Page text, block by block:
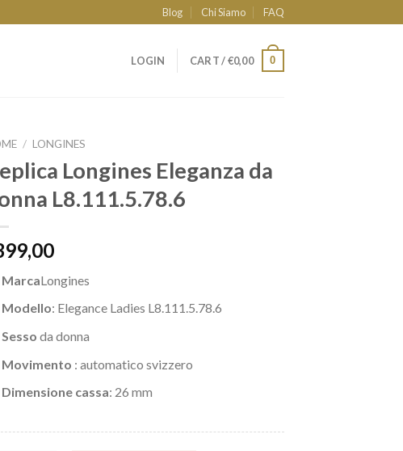
Blog Chi Siamo FAQ
LOGIN CART /€0,00 0
/ LONGINES
Longines Eleganza da
L8.111.5.78.6
MarcaLongines
Modello: Elegance Ladies L8.111.5.78.6
Sessoda donna
Movimento : automatico svizzero
Dimensione cassa: 26 mm